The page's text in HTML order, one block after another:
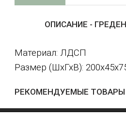
ОПИСАНИЕ -
Материал: ЛДСП
Размер (ШхГхВ):
РЕКОМЕНДУЕМЫЕ ТОВАРЫ